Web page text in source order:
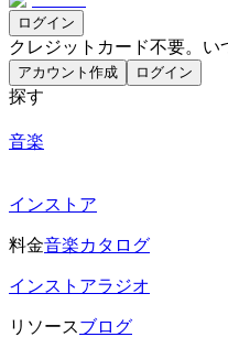
ログイン
クレジットカード不要。い
アカウント作成 ログイン
探す
音楽
インストア
料金音楽カタログ
インストアラジオ
リソースブログ